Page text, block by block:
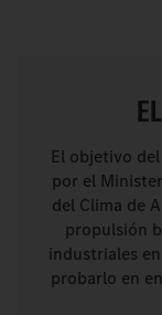
El objetivo
por el
del Clima de
propulsión
industriales
probarlo en